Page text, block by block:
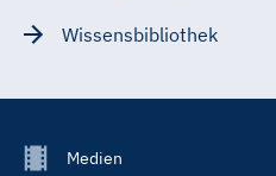
Wissensbibliothek
FooterMedien